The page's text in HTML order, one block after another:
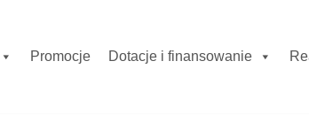
Promocje Dotacje i finansowanie